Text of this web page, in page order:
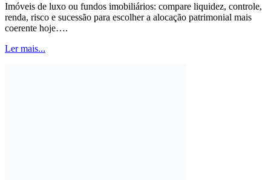
Imóveis de luxo ou fundos imobiliários: compare liquidez, controle,
renda, risco e sucessão para escolher a alocação patrimonial mais
coerente hoje….
Ler mais...